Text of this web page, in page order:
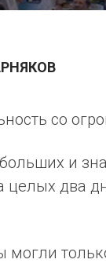
со
и
два
могли